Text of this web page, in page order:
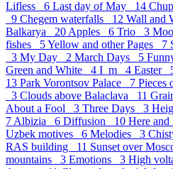
Lifless 6 Last day of May 14
9 Chegem waterfalls 12 Wall and
Balkarya 20 Apples 6 Trio 3
fishes 5Yellow and other Pages 7
3 My Day 2 March Days 5
Green and White 4 I_m 4 Easter
13 Park Vorontsov Palace 7 Pieces
3 Clouds above Balaclava 11
About a Fool 3 Three Days 3
7 Albizia 6 Diffusion 10 Here
Uzbek motives 6 Melodies 3
RAS building 11 Sunset over
mountains 3 Emotions 3 High